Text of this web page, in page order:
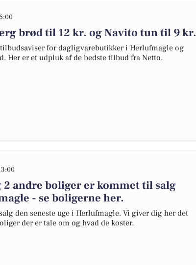
brød til 12 kr. og Navito tun til 9 kr.
for dagligvarebutikker i Herlufmagle og
Her er et udpluk af de bedste tilbud fra Netto.
2 andre boliger er kommet til salg
- se boligerne her.
den seneste uge i Herlufmagle. Vi giver dig her det
der er tale om og hvad de koster.